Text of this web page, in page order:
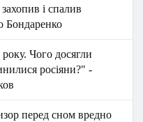
і спалив
Бондаренко
Чого досягли
росіяни?" -
перед сном вредно